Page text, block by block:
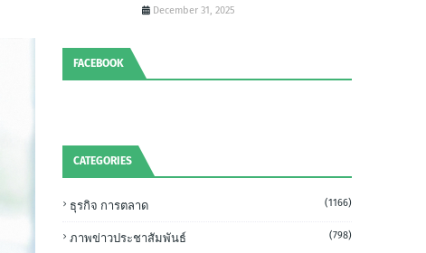
December 31, 2025
FACEBOOK
CATEGORIES
ธุรกิจ การตลาด (1166)
ภาพข่าวประชาสัมพันธ์ (798)